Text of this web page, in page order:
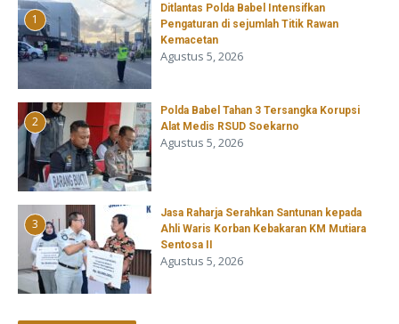
1
Ditlantas Polda Babel Intensifkan
Pengaturan di sejumlah Titik Rawan
Kemacetan
Agustus 5, 2026
2
Polda Babel Tahan 3 Tersangka Korupsi
Alat Medis RSUD Soekarno
Agustus 5, 2026
3
Jasa Raharja Serahkan Santunan kepada
Ahli Waris Korban Kebakaran KM Mutiara
Sentosa II
Agustus 5, 2026